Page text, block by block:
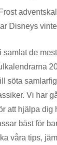
Disneys
samlat de
söta
Vi har
att hjälpa dig
bäst för
våra tips,